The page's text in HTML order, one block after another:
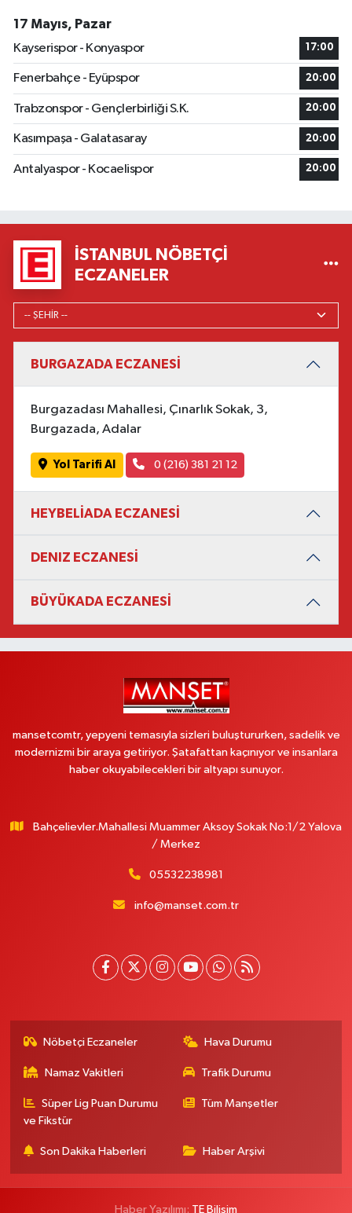
17 Mayıs, Pazar
Kayserispor - Konyaspor
17:00
Fenerbahçe - Eyüpspor 20:00
Trabzonspor - Gençlerbirliği S.K. 20:00
Kasımpaşa - Galatasaray 20:00
Antalyaspor - Kocaelispor 20:00
İSTANBUL NÖBETÇI
ECZANELER
BURGAZADA ECZANESİ
Burgazadası Mahallesi, Çınarlık Sokak, 3,
Burgazada, Adalar
Yol Tarifi Al 0 (216) 381 21 12
HEYBELİADA ECZANESİ
DENIZ ECZANESİ
BÜYÜKADA ECZANESİ
mansetcomtr, yepyeni temasıyla sizleri buluştururken, sadelik ve
modernizmi bir araya getiriyor. Şatafattan kaçınıyor ve insanlara
haber okuyabilecekleri bir altyapı sunuyor.
Bahçelievler.Mahallesi Muammer Aksoy Sokak No:1/2 Yalova
/ Merkez
05532238981
info@manset.com.tr
Nöbetçi Eczaneler Hava Durumu
Namaz Vakitleri Trafik Durumu
Süper Lig Puan Durumu
ve Fikstür
Tüm Manşetler
Son Dakika Haberleri Haber Arşivi
Haber Yazılımı: TE Bilişim